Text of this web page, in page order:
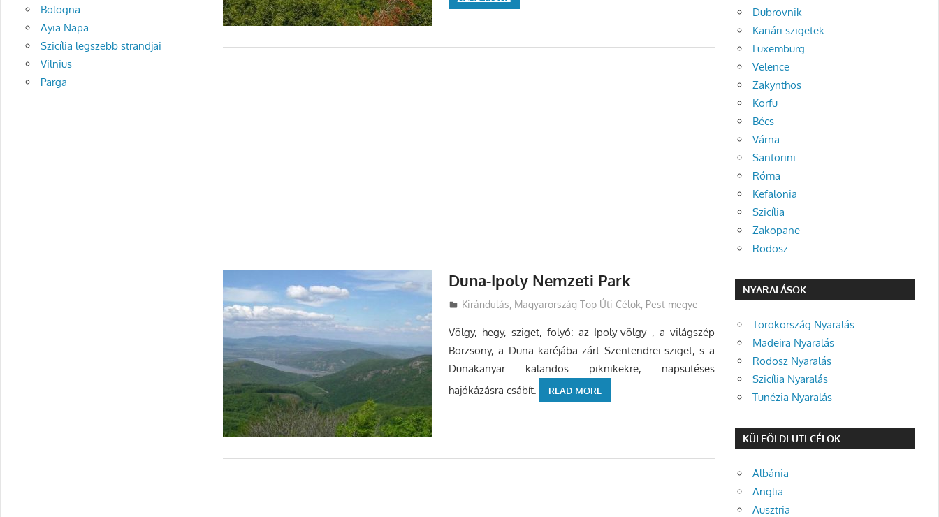
Duna-Ipoly Nemzeti Park
Utazasok.org
Kirándulás, Magyarország Top Úti Célok, Pest megye
Völgy, hegy, sziget, folyó: az Ipoly-völgy , a világszép
Börzsöny, a Duna karéjába zárt Szentendrei-sziget, s a
Dunakanyar kalandos piknikekre, napsütéses
hajókázásra csábít.
READ MORE
Bologna
Ayia Napa
Szicília legszebb strandjai
Vilnius
Parga
Dubrovnik
Kanári szigetek
Luxemburg
Velence
Zakynthos
Korfu
Bécs
Várna
Santorini
Róma
Kefalonia
Szicília
Zakopane
Rodosz
NYARALÁSOK
Törökország Nyaralás
Madeira Nyaralás
Rodosz Nyaralás
Szicília Nyaralás
Tunézia Nyaralás
KÜLFÖLDI UTI CÉLOK
Albánia
Anglia
Ausztria